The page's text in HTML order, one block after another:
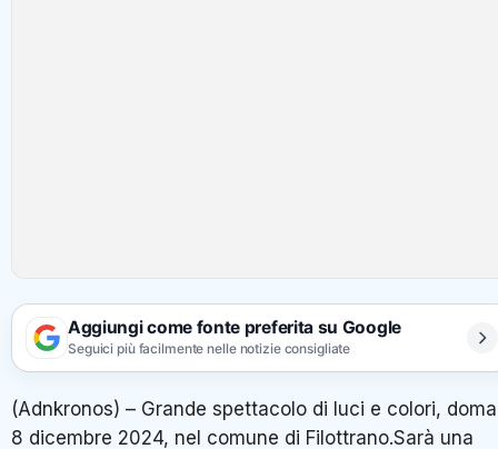
Aggiungi come fonte preferita su Google
Seguici più facilmente nelle notizie consigliate
(Adnkronos) – Grande spettacolo di luci e colori,
8 dicembre 2024, nel comune di Filottrano.Sarà una